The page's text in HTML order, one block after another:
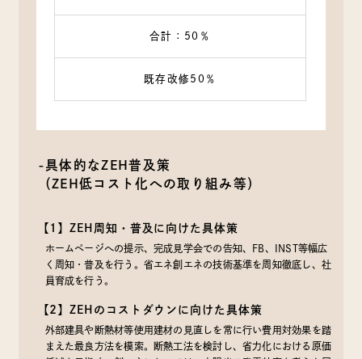
合計：50％
既存改修50％
-具体的なZEH普及策
（ZEH低コスト化への取り組み等）
【1】ZEH周知・普及に向けた具体策
ホームページへの提示、完成見学会での告知、FB、INST等幅広
く周知・普及を行う。省エネ創エネの技術基準を周知徹底し、社
員育成を行う。
【2】ZEHのコストダウンに向けた具体策
外部建具や断熱材等使用建材の見直しを常に行い費用対効果を踏
まえた最良方法を模索。断熱工法を検討し、省力化における原価